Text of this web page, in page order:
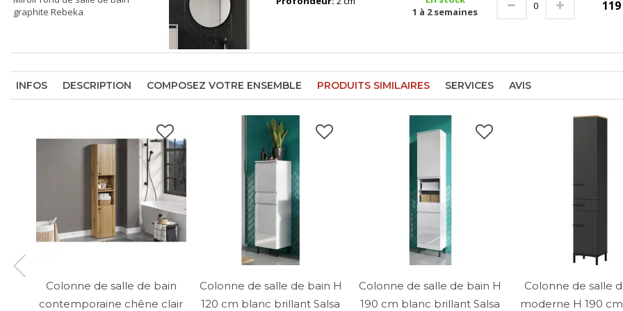
graphite Rebeka
1 à 2 semaines
119
INFOS DESCRIPTION COMPOSEZ VOTRE ENSEMBLE PRODUITS SIMILAIRES SERVICES AVIS
Colonne de salle de bain
contemporaine chêne clair
Colonne de salle de bain H
120 cm blanc brillant Salsa
Colonne de salle de bain H
190 cm blanc brillant Salsa
Colonne de salle
moderne H 190